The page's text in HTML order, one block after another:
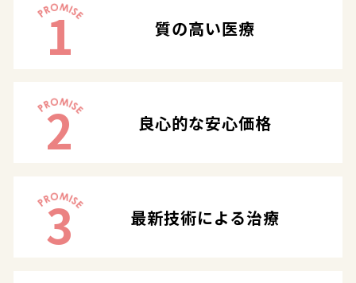
1 質の高い医療
2 良心的な安心価格
3 最新技術による治療